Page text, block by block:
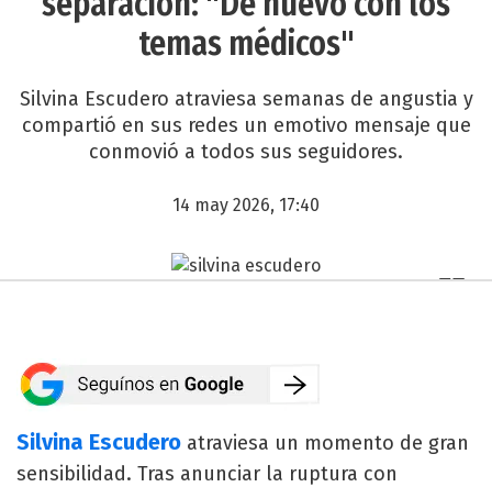
temas médicos"
Silvina Escudero atraviesa semanas de angustia y
compartió en sus redes un emotivo mensaje que
conmovió a todos sus seguidores.
14 may 2026, 17:40
Silvina Escudero atraviesa un momento de gran
sensibilidad. Tras anunciar la ruptura con